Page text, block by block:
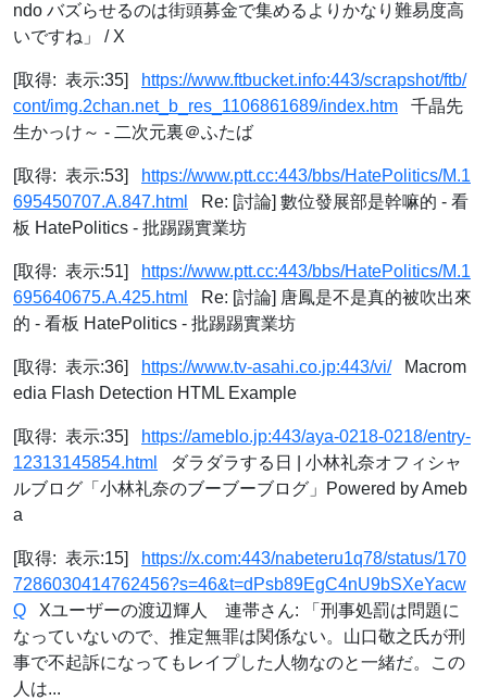
ndo バズらせるのは街頭募金で集めるよりかなり難易度高
いですね」 / X
[取得: 表示:35]
https://www.ftbucket.info:443/scrapshot/ftb/
cont/img.2chan.net_b_res_1106861689/index.htm 千晶先
生かっけ～ - 二次元裏＠ふたば
[取得: 表示:53]
https://www.ptt.cc:443/bbs/HatePolitics/M.1
695450707.A.847.html
Re: [討論] 數位發展部是幹嘛的 - 看
板 HatePolitics - 批踢踢實業坊
[取得: 表示:51]
https://www.ptt.cc:443/bbs/HatePolitics/M.1
695640675.A.425.html
Re: [討論] 唐鳳是不是真的被吹出來
的 - 看板 HatePolitics - 批踢踢實業坊
[取得: 表示:36] https://www.tv-asahi.co.jp:443/vi/Macrom
edia Flash Detection HTML Example
[取得: 表示:35]
https://ameblo.jp:443/aya-0218-0218/entry-
12313145854.html
ダラダラする日 | 小林礼奈オフィシャ
ルブログ「小林礼奈のブーブーブログ」Powered by Ameb
a
[取得: 表示:15]
https://x.com:443/nabeteru1q78/status/170
7286030414762456?s=46&t=dPsb89EgC4nU9bSXeYacw
Q Xユーザーの渡辺輝人 連帯さん: 「刑事処罰は問題に
なっていないので、推定無罪は関係ない。山口敬之氏が刑
事で不起訴になってもレイプした人物なのと一緒だ。この
人は...